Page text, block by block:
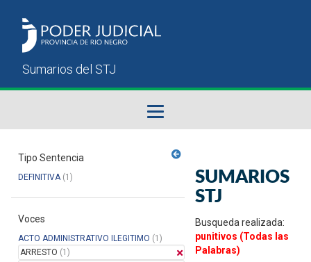
Sumarios del STJ
Manual del Usuario
Tipo Sentencia
DEFINITIVA(1)
Voces
ACTO ADMINISTRATIVO ILEGITIMO (1)
ARRESTO (1)
SUMARIOS
STJ
Busqueda realizada:
punitivos (Todas las
Palabras)